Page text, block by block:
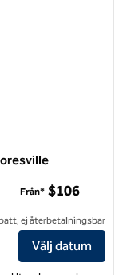
Charlotte
Från* $106
ej återbetalningsbar
Välj datum